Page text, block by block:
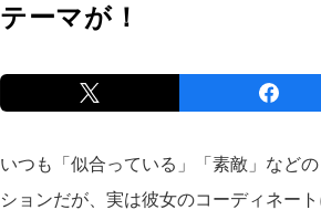
テーマが！
いつも「似合っている」「素敵」など
ションだが、実は彼女のコーディネー